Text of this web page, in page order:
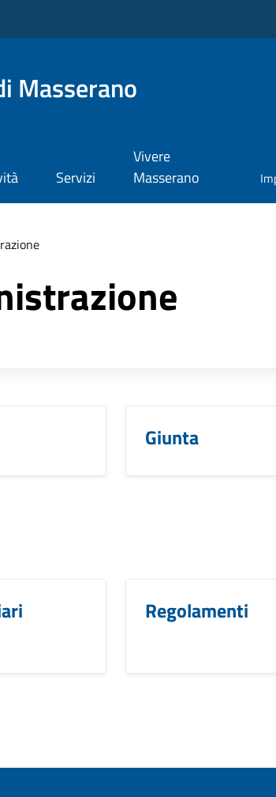
Masserano
Servizi
Vivere
Masserano
Giunta
Regolamenti